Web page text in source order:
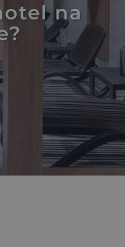
Odchudzanie
Sport
Lokalnie
na